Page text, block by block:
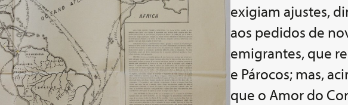
exigiam ajustes,
aos pedidos de
emigrantes, que
e Párocos; mas,
que o Amor do